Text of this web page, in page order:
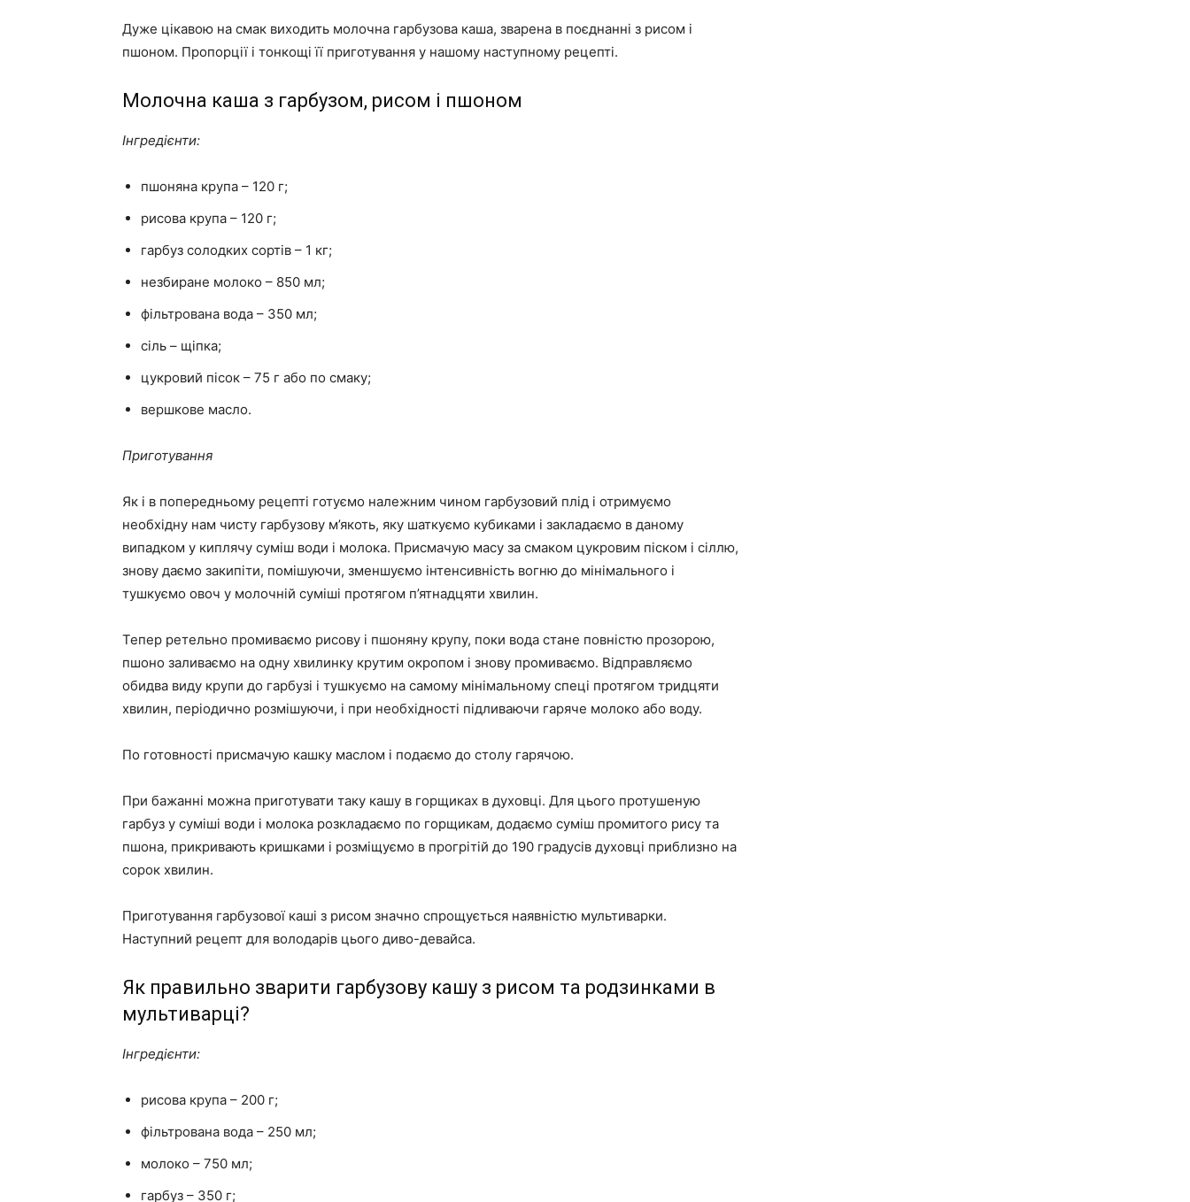
Дуже цікавою на смак виходить молочна гарбузова каша, зварена в поєднанні з рисом і
пшоном. Пропорції і тонкощі її приготування у нашому наступному рецепті.
Молочна каша з гарбузом, рисом і пшоном
Інгредієнти:
пшоняна крупа – 120 г;
рисова крупа – 120 г;
гарбуз солодких сортів – 1 кг;
незбиране молоко – 850 мл;
фільтрована вода – 350 мл;
сіль – щіпка;
цукровий пісок – 75 г або по смаку;
вершкове масло.
Приготування
Як і в попередньому рецепті готуємо належним чином гарбузовий плід і отримуємо
необхідну нам чисту гарбузову м’якоть, яку шаткуємо кубиками і закладаємо в даному
випадком у киплячу суміш води і молока. Присмачую масу за смаком цукровим піском і сіллю,
знову даємо закипіти, помішуючи, зменшуємо інтенсивність вогню до мінімального і
тушкуємо овоч у молочній суміші протягом п’ятнадцяти хвилин.
Тепер ретельно промиваємо рисову і пшоняну крупу, поки вода стане повністю прозорою,
пшоно заливаємо на одну хвилинку крутим окропом і знову промиваємо. Відправляємо
обидва виду крупи до гарбузі і тушкуємо на самому мінімальному спеці протягом тридцяти
хвилин, періодично розмішуючи, і при необхідності підливаючи гаряче молоко або воду.
По готовності присмачую кашку маслом і подаємо до столу гарячою.
При бажанні можна приготувати таку кашу в горщиках в духовці. Для цього протушеную
гарбуз у суміші води і молока розкладаємо по горщикам, додаємо суміш промитого рису та
пшона, прикривають кришками і розміщуємо в прогрітій до 190 градусів духовці приблизно на
сорок хвилин.
Приготування гарбузової каші з рисом значно спрощується наявністю мультиварки.
Наступний рецепт для володарів цього диво-девайса.
Як правильно зварити гарбузову кашу з рисом та родзинками в
мультиварці?
Інгредієнти:
рисова крупа – 200 г;
фільтрована вода – 250 мл;
молоко – 750 мл;
гарбуз – 350 г;